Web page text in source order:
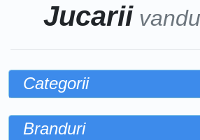
Jucarii
Categorii
Branduri